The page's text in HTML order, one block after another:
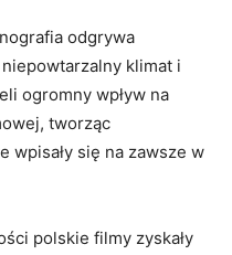
odgrywa
klimat i‌
ogromny wpływ na
⁤tworząc
⁤wpisały się ⁢na zawsze w
polskie filmy zyskały